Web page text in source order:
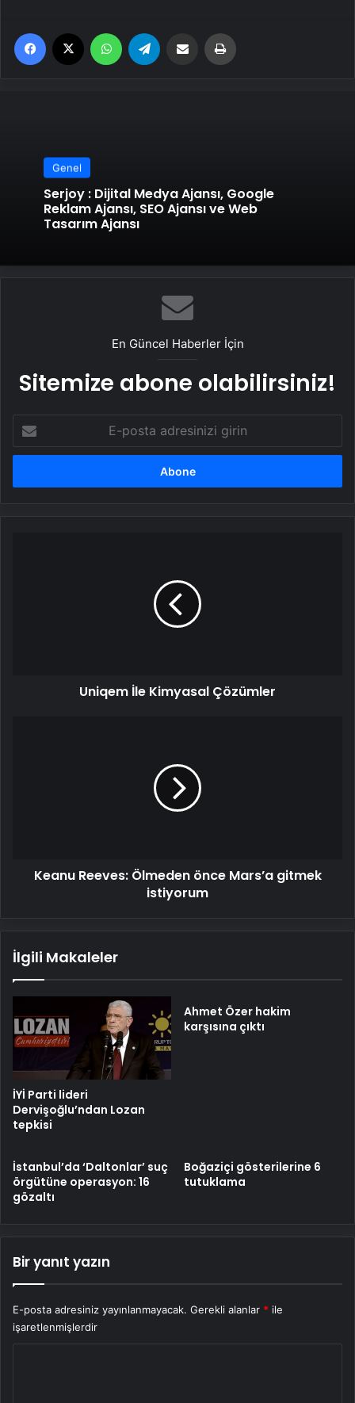
Facebook WhatsApp Email'den paylaş
Genel
Serjoy : Dijital Medya Ajansı, Google
Reklam Ajansı, SEO Ajansı ve Web
Tasarım Ajansı
En Güncel Haberler İçin
Sitemize abone olabilirsiniz!
posta
adresinizi
Uniqem İle Kimyasal Çözümler
Keanu Reeves: Ölmeden önce Mars’a gitmek
istiyorum
İlgili Makaleler
İYİ Parti lideri
Dervişoğlu’ndan Lozan
tepkisi
Ahmet Özer hakim
karşısına çıktı
İstanbul’da ‘Daltonlar’ suç
örgütüne operasyon: 16
gözaltı
Boğaziçi gösterilerine 6
tutuklama
Bir yanıt yazın
E-posta adresiniz yayınlanmayacak. Gerekli alanlar * ile
işaretlenmişlerdir